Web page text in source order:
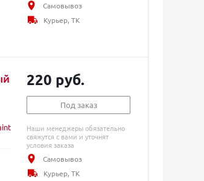
Самовывоз
Курьер, ТК
220 руб.
Под заказ
Наши менеджеры обязательно
свяжутся с вами и уточнят
условия заказа
Самовывоз
Курьер, ТК